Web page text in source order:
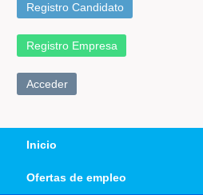
Registro Candidato
Registro Empresa
Acceder
Inicio
Ofertas de empleo